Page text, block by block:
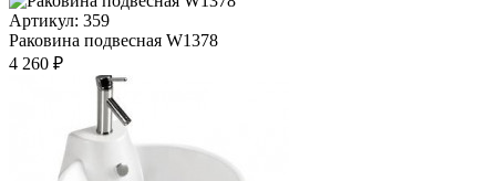
Артикул: 359
Раковина подвесная W1378
4 260 ₽